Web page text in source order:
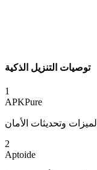
توصيات التنزيل الذكية
1
APKPure
وتحديثات الأمان
2
Aptoide